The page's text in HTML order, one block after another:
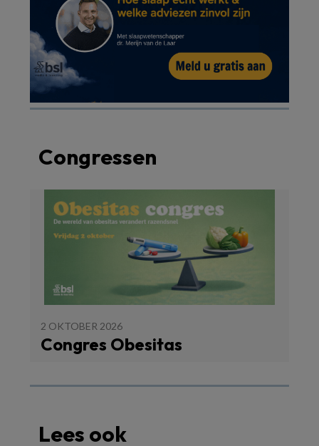
Congressen
2 OKTOBER 2026
Congres Obesitas
Lees ook